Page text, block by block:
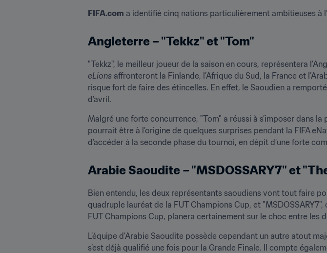
FIFA.com a identifié cinq nations particulièrement ambitieuses à
Angleterre – "Tekkz" et "Tom"
eLions affronteront la Finlande, l’Afrique du Sud, la France et
risque fort de faire des étincelles. En effet, le Saoudien a
d’avril.
Malgré une forte concurrence, "Tom" a réussi à s’imposer dans
pourrait être à l’origine de quelques surprises pendant la FIFA
d’accéder à la seconde phase du tournoi, en dépit d’une forte
Arabie Saoudite – "MSDOSSARY7" et
Bien entendu, les deux représentants saoudiens vont tout faire
quadruple lauréat de la FUT Champions Cup, et
FUT Champions Cup, planera certainement sur le choc entre les
L’équipe d’Arabie Saoudite possède cependant un autre atout
s’est déjà qualifié une fois pour la Grande Finale. Il compte